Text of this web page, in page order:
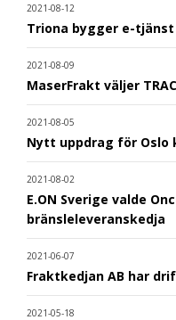
2021-08-12
Triona bygger e-
2021-08-09
MaserFrakt väljer
2021-08-05
Nytt uppdrag för Oslo
2021-08-02
E.ON Sverige valde
bränsleleveranskedja
2021-06-07
Fraktkedjan AB har
2021-05-18